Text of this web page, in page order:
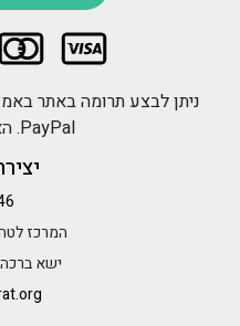
המרכז
ישא ברכה 28, ירושלים
ניתן לבצע תרומה באתר
PayPal. האתר מאובטח